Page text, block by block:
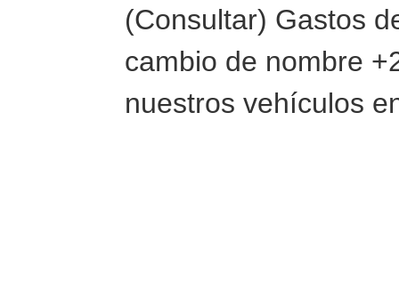
(Consultar) Gastos
cambio de nombre
nuestros vehículos